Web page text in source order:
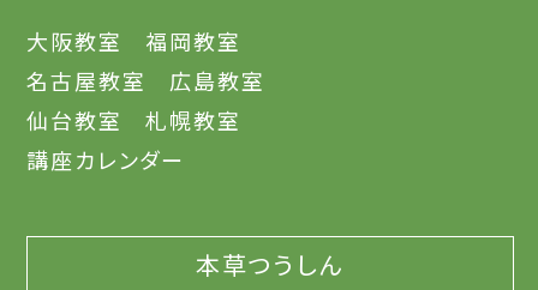
大阪教室
福岡教室
名古屋教室
広島教室
仙台教室
札幌教室
講座カレンダー
本草つうしん